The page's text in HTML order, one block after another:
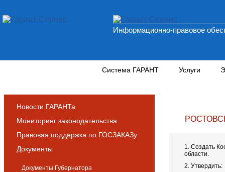
Информационно-правовое
Система ГАРАНТ Услуги
Новости ГАРАНТа
Мониторинг законодательства
Правовая поддержка по ГОСЗАКАЗу
Документы
Документы Губернатора
1. Создать
области.
2. Утвердить: